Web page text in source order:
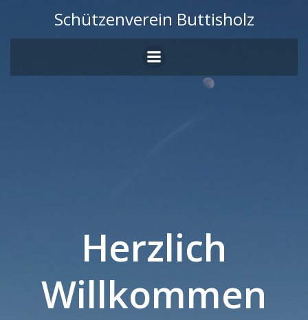
Inhalt
springen
Schützenverein Buttisholz
Herzlich
Willkommen